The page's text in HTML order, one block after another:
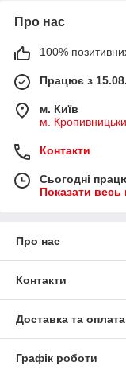
Про нас
100%
Працює з
м. Київ
м.
Контакти
Сьогодні
Показати весь
Про нас
Контакти
Доставка та оплата
Графік роботи